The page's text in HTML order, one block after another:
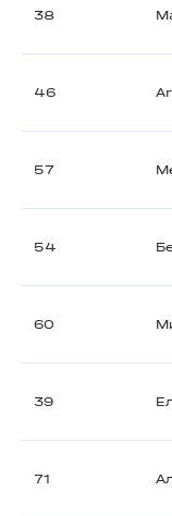
38
46
57
54
60
39
71